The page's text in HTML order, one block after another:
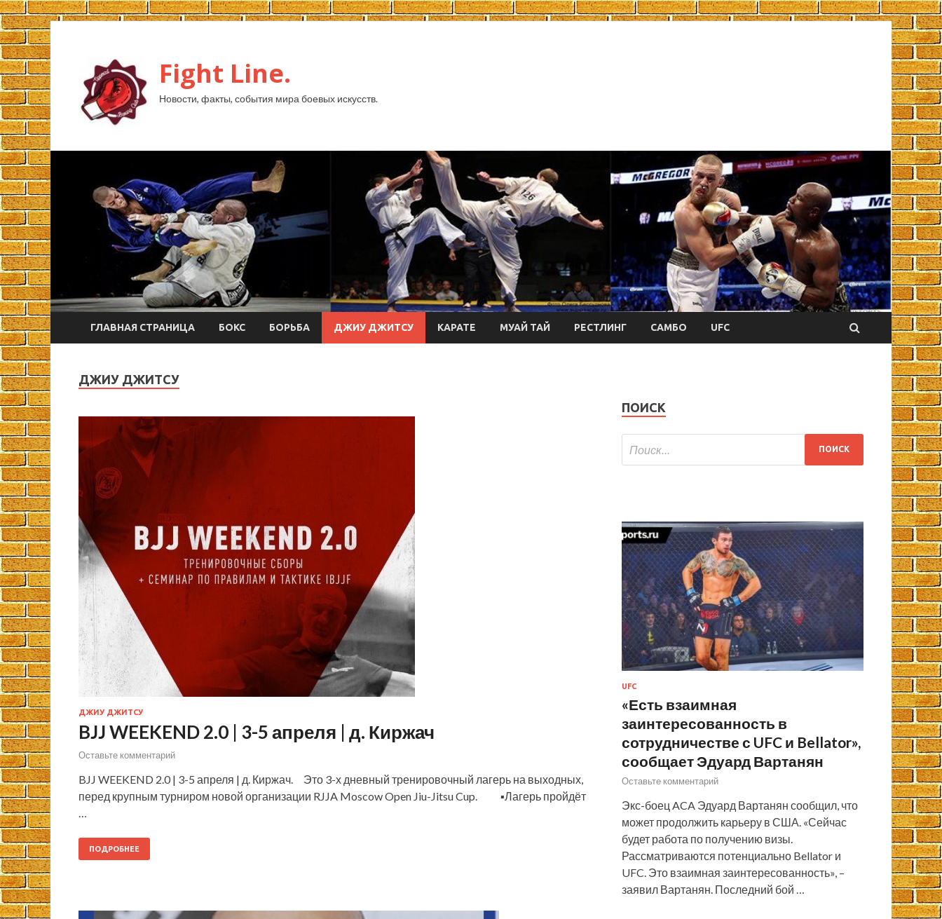
Fight Line.
Новости, факты, события мира боевых искусств.
ГЛАВНАЯ СТРАНИЦА БОКС БОРЬБА ДЖИУ ДЖИТСУ КАРАТЕ МУАЙ ТАЙ РЕСТЛИНГ САМБО UFC
ДЖИУ ДЖИТСУ
ДЖИУ ДЖИТСУ
BJJ WEEKEND 2.0 | 3-5 апреля | д. Киржач
Оставьте комментарий
BJJ WEEKEND 2.0 | 3-5 апреля | д. Киржач. ⠀Это 3-х дневный тренировочный лагерь на выходных,
перед крупным турниром новой организации RJJA Moscow Open Jiu-Jitsu Cup. ⠀ ⠀ ▪Лагерь пройдёт
…
ПОДРОБНЕЕ
ПОИСК
UFC
«Есть взаимная
заинтересованность в
сотрудничестве с UFC и Bellator»,
сообщает Эдуард Вартанян
Оставьте комментарий
Экс-боец ACA Эдуард Вартанян сообщил, что
может продолжить карьеру в США. «Сейчас
будет работа по получению визы.
Рассматриваются потенциально Bellator и
UFC. Это взаимная заинтересованность», –
заявил Вартанян. Последний бой …